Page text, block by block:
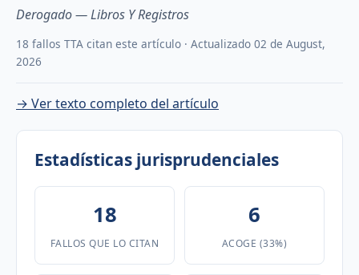
Derogado — Libros Y Registros
18 fallos TTA citan este artículo · Actualizado 02 de August,
2026
→ Ver texto completo del artículo
Estadísticas jurisprudenciales
18
FALLOS QUE LO CITAN
6
ACOGE (33%)